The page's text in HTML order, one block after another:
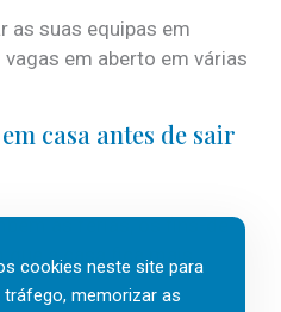
as suas equipas em
em aberto em várias
casa antes de sair
as férias, os fins-de-
a casa fica mais
cookies neste site para
tráfego, memorizar as